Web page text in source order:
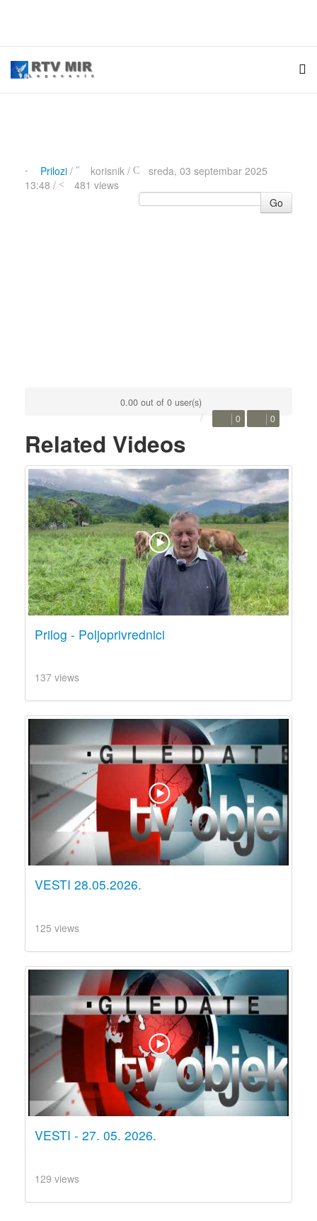
Prilozi/ korisnik /
sreda, 03 septembar 2025
13:48 /
481 views
Go
0.00 out of 0 user(s)
0 0
Related Videos
Prilog - Poljoprivrednici
137 views
VESTI 28.05.2026.
125 views
VESTI - 27. 05. 2026.
129 views